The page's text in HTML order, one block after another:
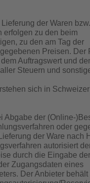
der Waren
erfolgen zu den beim
zu den am Tag der
Preisen. Der
Auftragswert und
Steuern und
sich in
Abgabe der (Online-
oder
der Ware nach
autorisiert
durch die Eingabe
Zugangsdaten eines
Der Anbieter behält